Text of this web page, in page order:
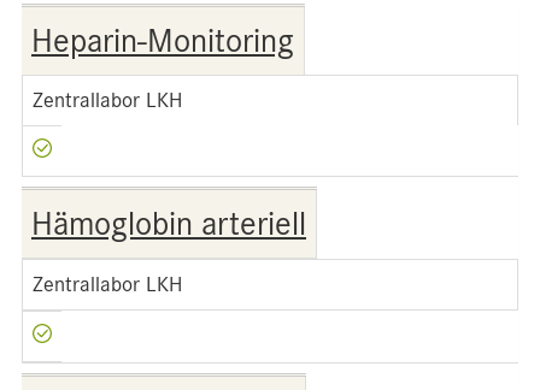
Heparin-Monitoring
Zentrallabor LKH
Hämoglobin arteriell
Zentrallabor LKH